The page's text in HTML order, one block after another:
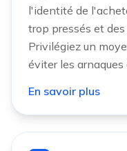
l'identité de
trop pressés et
Privilégiez un
éviter les arnaques
En savoir plus